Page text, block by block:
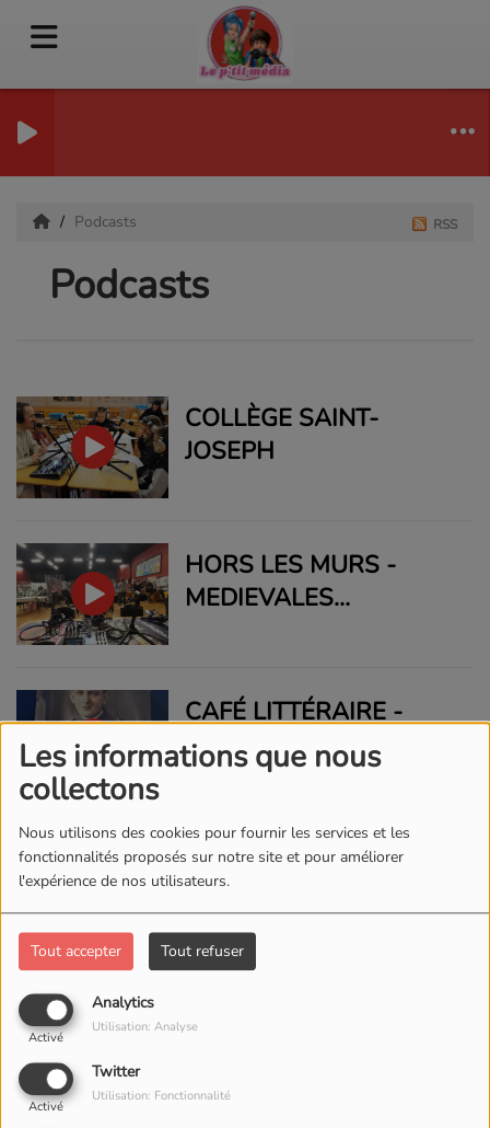
Les informations que nous
collectons
Nous utilisons des cookies pour fournir les services et les
fonctionnalités proposés sur notre site et pour améliorer
l'expérience de nos utilisateurs.
Tout accepter Tout refuser
Analytics
Activé
Utilisation: Analyse
Twitter
Activé
Utilisation: Fonctionnalité
Podcasts
Podcasts
RSS
COLLÈGE SAINT-
JOSEPH
HORS LES MURS -
MEDIEVALES
CAFÉ LITTÉRAIRE -
CYPRIEN LEJEUNE
EMISSION DU LYCÉE -
24/04/2025
COBAST (2) - 07/04/25